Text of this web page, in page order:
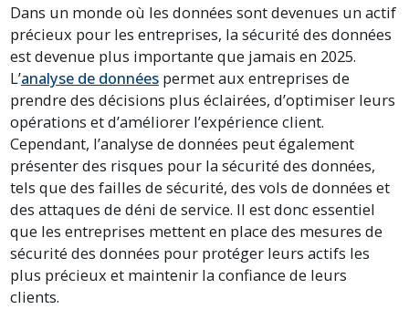
Dans un monde où les données sont devenues un actif
précieux pour les entreprises, la sécurité des données
est devenue plus importante que jamais en 2025.
L’analyse de donnéespermet aux entreprises de
prendre des décisions plus éclairées, d’optimiser leurs
opérations et d’améliorer l’expérience client.
Cependant, l’analyse de données peut également
présenter des risques pour la sécurité des données,
tels que des failles de sécurité, des vols de données et
des attaques de déni de service. Il est donc essentiel
que les entreprises mettent en place des mesures de
sécurité des données pour protéger leurs actifs les
plus précieux et maintenir la confiance de leurs
clients.